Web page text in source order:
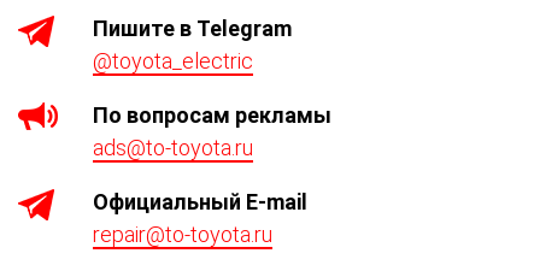
Пишите в Telegram
@toyota_electric
По вопросам рекламы
ads@to-toyota.ru
Официaльный E-mail
repair@to-toyota.ru